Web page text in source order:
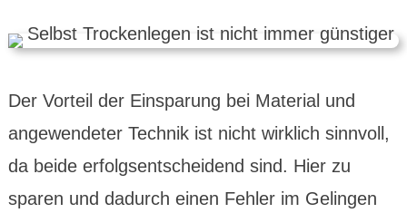
Der Vorteil der Einspa­rung bei Material und
ange­wendeter Technik ist nicht wirklich sinn­voll,
da beide erfolgs­entschei­dend sind. Hier zu
sparen und dadurch einen Fehler im Gelingen